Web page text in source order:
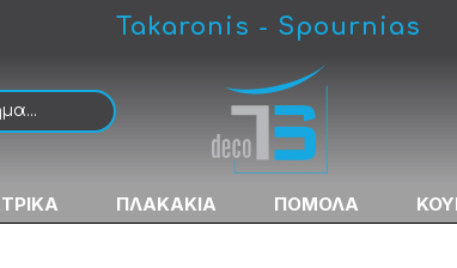
Takaronis - Spournias
ΠΛΑΚΑΚΙΑ ΠΟΜΟΛΑ